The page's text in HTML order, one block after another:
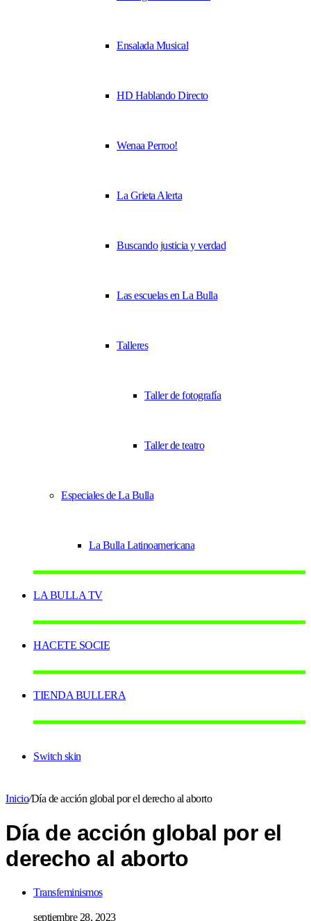
Ensalada Musical
HD Hablando Directo
Wenaa Perroo!
La Grieta Alerta
Buscando justicia y verdad
Las escuelas en La Bulla
Talleres
Taller de fotografía
Taller de teatro
Especiales de La Bulla
La Bulla Latinoamericana
LA BULLA TV
HACETE SOCIE
TIENDA BULLERA
Switch skin
Inicio/Día de acción global por el derecho al aborto
Día de acción global por el
derecho al aborto
Transfeminismos
septiembre 28, 2023